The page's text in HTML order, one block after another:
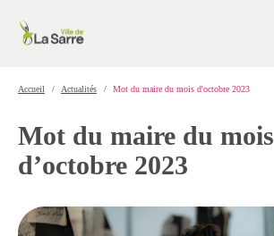
Accueil Actualités Mot du maire du mois d'octobre 2023
Mot du maire du mois
d’octobre 2023